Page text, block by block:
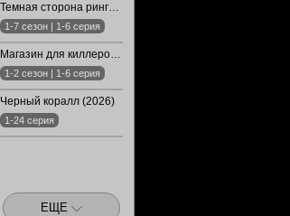
Темная сторона ринга (1-7 Сезон)
1-7 сезон | 1-6 серия
Магазин для киллеров (1-2 Сезон)
1-2 сезон | 1-6 серия
Черный коралл (2026)
1-24 серия
ЕЩЕ